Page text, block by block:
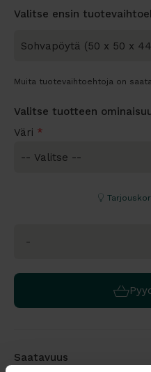
Valitse ensin
Muita tuotevaihtoehtoja on
Valitse tuotteen
Väri *
-
Saatavuus